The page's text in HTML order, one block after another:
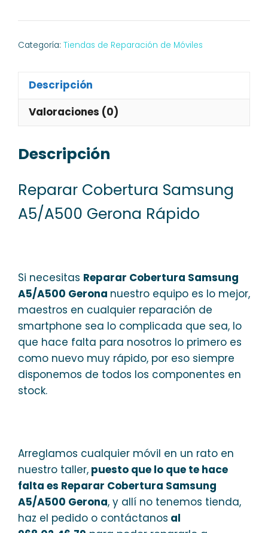
Categoría: Tiendas de Reparación de Móviles
Descripción
Valoraciones (0)
Descripción
Reparar Cobertura Samsung
A5/A500 Gerona Rápido
Si necesitas Reparar Cobertura Samsung
A5/A500 Gerona nuestro equipo es lo mejor,
maestros en cualquier reparación de
smartphone sea lo complicada que sea, lo
que hace falta para nosotros lo primero es
como nuevo muy rápido, por eso siempre
disponemos de todos los componentes en
stock.
Arreglamos cualquier móvil en un rato en
nuestro taller, puesto que lo que te hace
falta es Reparar Cobertura Samsung
A5/A500 Gerona, y allí no tenemos tienda,
haz el pedido o contáctanos al